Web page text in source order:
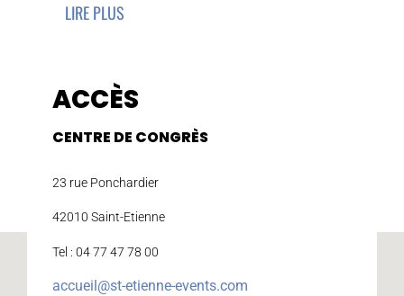
LIRE PLUS
ACCÈS
CENTRE DE CONGRÈS
23 rue Ponchardier
42010 Saint-Etienne
Tel : 04 77 47 78 00
accueil@st-etienne-events.com